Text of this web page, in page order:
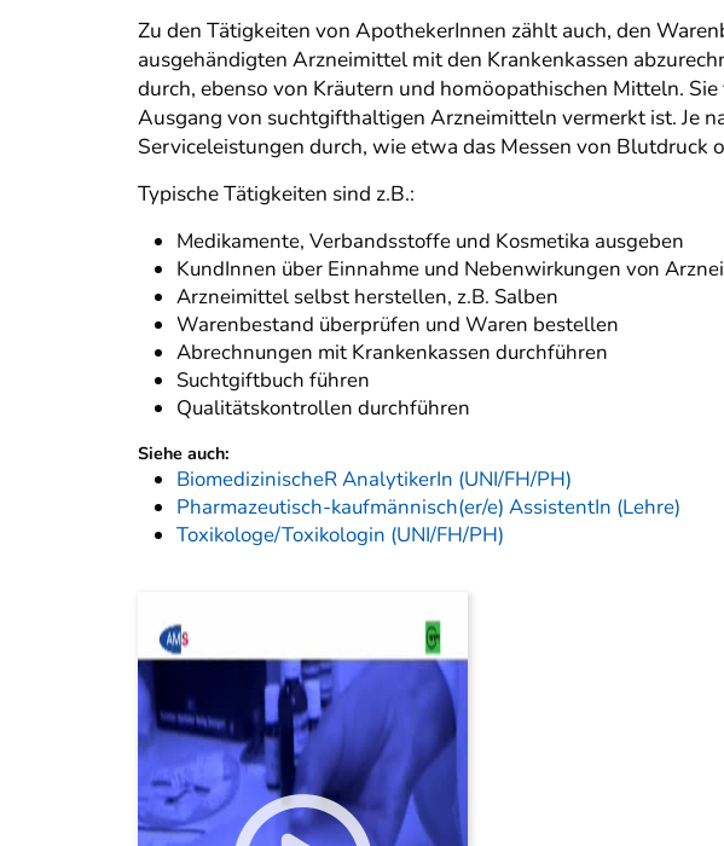
Zu den Tätigkeiten von ApothekerInnen zählt auch, den
ausgehändigten Arzneimittel mit den Krankenkassen
durch, ebenso von Kräutern und homöopathischen Mitteln.
Ausgang von suchtgifthaltigen Arzneimitteln vermerkt ist. Je
Serviceleistungen durch, wie etwa das Messen von Blutdruck
Typische Tätigkeiten sind z.B.:
Medikamente, Verbandsstoffe und Kosmetika ausgeben
KundInnen über Einnahme und Nebenwirkungen von
Arzneimittel selbst herstellen, z.B. Salben
Warenbestand überprüfen und Waren bestellen
Abrechnungen mit Krankenkassen durchführen
Suchtgiftbuch führen
Qualitätskontrollen durchführen
Siehe auch:
BiomedizinischeR AnalytikerIn (UNI/FH/PH)
Pharmazeutisch-kaufmännisch(er/e) AssistentIn (Lehre)
Toxikologe/Toxikologin (UNI/FH/PH)